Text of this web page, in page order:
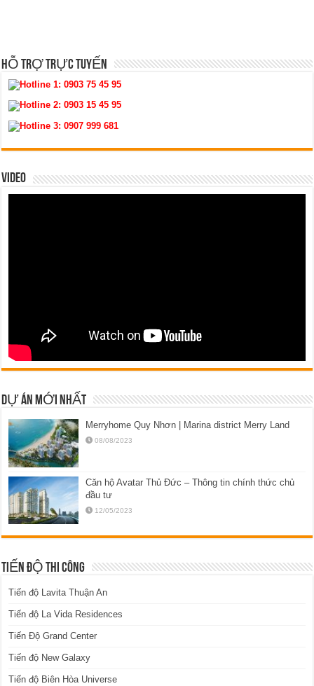
HỖ TRỢ TRỰC TUYẾN
Hotline 1:0903 75 45 95
Hotline 2:0903 15 45 95
Hotline 3:0907 999 681
VIDEO
DỰ ÁN MỚI NHẤT
Merryhome Quy Nhơn | Marina district Merry Land
08/08/2023
Căn hộ Avatar Thủ Đức – Thông tin chính thức chủ
đầu tư
12/05/2023
TIẾN ĐỘ THI CÔNG
Tiến độ Lavita Thuận An
Tiến độ La Vida Residences
Tiến Độ Grand Center
Tiến độ New Galaxy
Tiến độ Biên Hòa Universe